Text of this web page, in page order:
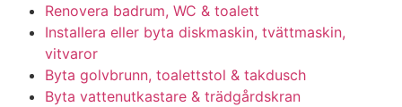
Renovera badrum, WC & toalett
Installera eller byta diskmaskin, tvättmaskin,
vitvaror
Byta golvbrunn, toalettstol & takdusch
Byta vattenutkastare & trädgårdskran